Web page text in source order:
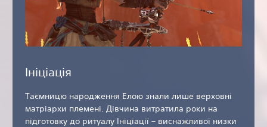
Ініціація
Таємницю народження Елою знали лише верховні
матріархи племені. Дівчина витратила роки на
підготовку до ритуалу Ініціації – виснажливої ​​низки